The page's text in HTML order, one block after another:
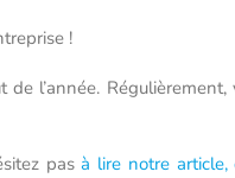
!
l’année.
pasà lire notre